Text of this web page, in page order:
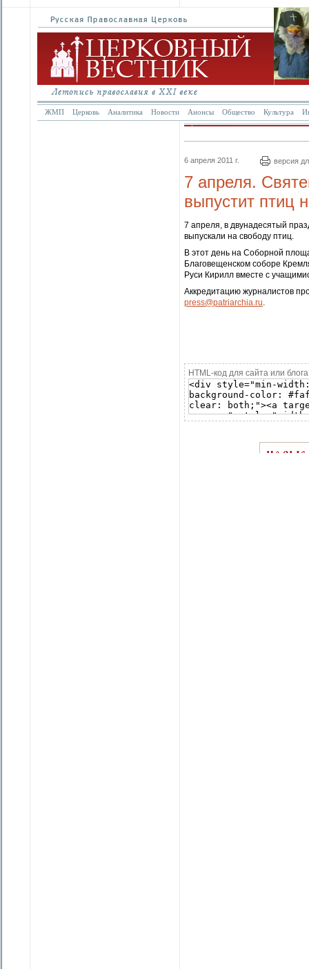
ЖМП Церковь Аналитика Новости Анонсы Общество Культура
6 апреля 2011 г. версия
7 апреля.
выпустит птиц
7 апреля, в двунадесятый
выпускали на свободу птиц.
В этот день на Соборной
Благовещенском соборе
Руси Кирилл вместе с
Аккредитацию журналистов
press@patriarchia.ru.
HTML-код для сайта или